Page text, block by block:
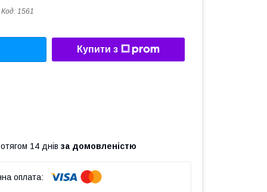
Код: 1561
Купити з
14 днів за домовленістю